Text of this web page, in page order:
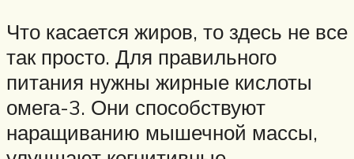
Что касается жиров, то здесь не все
так просто. Для правильного
питания нужны жирные кислоты
омега-3. Они способствуют
наращиванию мышечной массы,